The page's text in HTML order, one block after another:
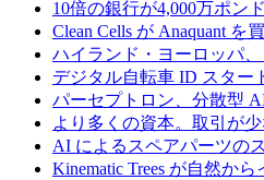
10倍の銀行が4,000万ポン
Clean Cells が Anaquant
ハイランド・ヨーロッパ
デジタル自転車 ID スター
パーセプトロン、分散型
より多くの資本。取引が
AI によるスペアパーツの
Kinematic Trees が自然か